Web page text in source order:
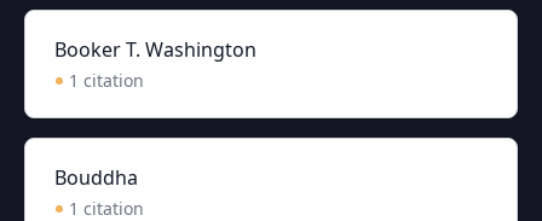
Booker T. Washington
1 citation
Bouddha
1 citation